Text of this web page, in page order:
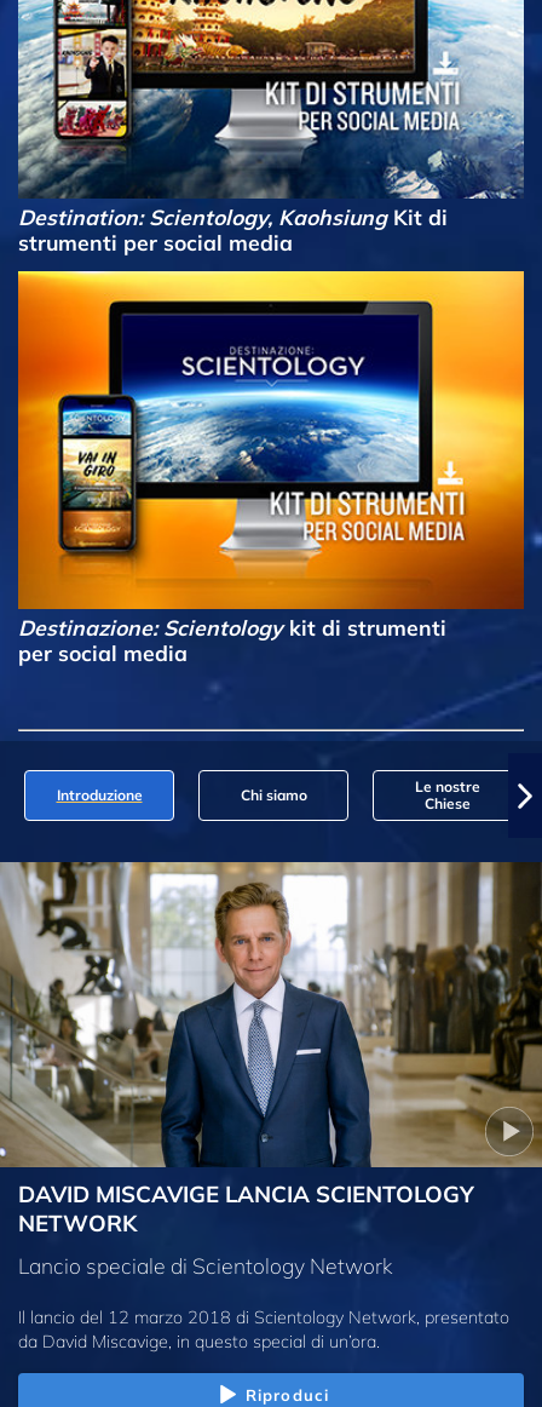
Destination: Scientology, KaohsiungKit di
strumenti per social media
Destinazione: Scientologykit di strumenti
per social media
Introduzione Chi siamo
Le nostre
Chiese
DAVID MISCAVIGE LANCIA SCIENTOLOGY
NETWORK
Lancio speciale di Scientology Network
Il lancio del 12 marzo 2018 di Scientology Network, presentato
da David Miscavige, in questo special di un’ora.
Riproduci